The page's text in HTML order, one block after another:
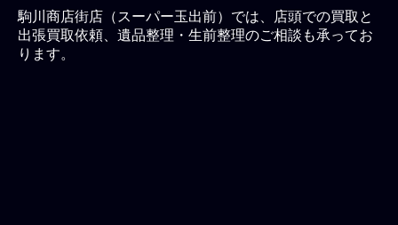
駒川商店街店（スーパー玉出前）では、店頭での買取と
出張買取依頼、遺品整理・生前整理のご相談も承ってお
ります。